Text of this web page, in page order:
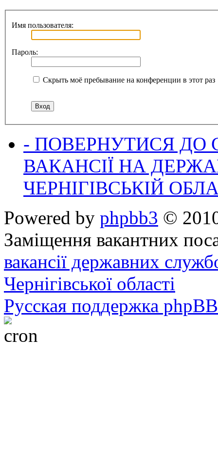
Имя пользователя:
Пароль:
Скрыть моё пребывание на конференции в этот раз
- ПОВЕРНУТИСЯ ДО
ВАКАНСІЇ НА
ЧЕРНІГІВСЬКІЙ
Powered by phpbb3 ©
Заміщення вакантних
вакансії державних
Чернігівської області
Русская поддержка phpBB